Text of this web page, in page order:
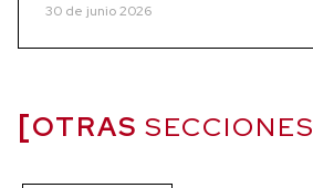
30 de junio 2026
OTRAS SECCIONES